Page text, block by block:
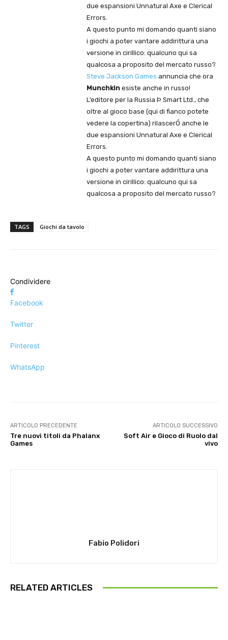
due espansioni Unnatural Axe e Clerical
Errors.
A questo punto mi domando quanti siano
i giochi a poter vantare addirittura una
versione in cirillico: qualcuno qui sa
qualcosa a proposito del mercato russo?
Steve Jackson Games annuncia che ora
Munchkin esiste anche in russo!
L’editore per la Russia Þ Smart Ltd., che
oltre al gioco base (qui di fianco potete
vedere la copertina) rilascerÓ anche le
due espansioni Unnatural Axe e Clerical
Errors.
A questo punto mi domando quanti siano
i giochi a poter vantare addirittura una
versione in cirillico: qualcuno qui sa
qualcosa a proposito del mercato russo?
TAGS Giochi da tavolo
Condividere
Facebook
Twitter
Pinterest
WhatsApp
ARTICOLO PRECEDENTE
Tre nuovi titoli da Phalanx
Games
ARTICOLO SUCCESSIVO
Soft Air e Gioco di Ruolo dal
vivo
Fabio Polidori
RELATED ARTICLES